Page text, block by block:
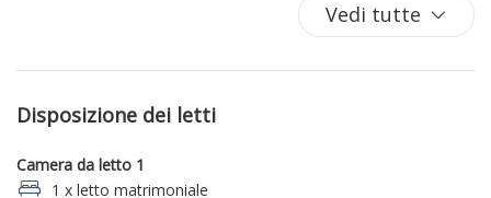
Vedi tutte
Disposizione dei letti
Camera da letto 1
1 x letto matrimoniale